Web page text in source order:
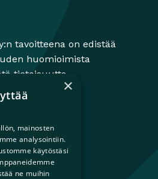
tavoitteena on edistää
huomioimista
tietoisuutta
×
mainosten
analysointiin.
käytöstäsi
ne muihin